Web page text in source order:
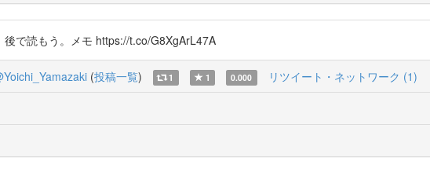
で読もう。メモ https://t.co/G8XgArL47A
(投稿一覧) 1 1 0.000 リツイート・ネットワーク (1)